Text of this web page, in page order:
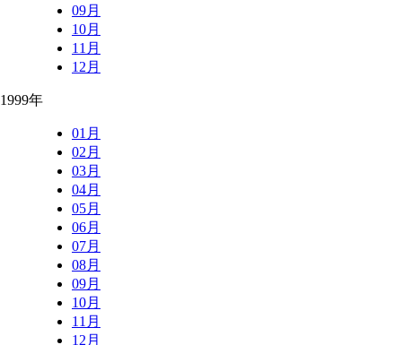
09月
10月
11月
12月
1999年
01月
02月
03月
04月
05月
06月
07月
08月
09月
10月
11月
12月